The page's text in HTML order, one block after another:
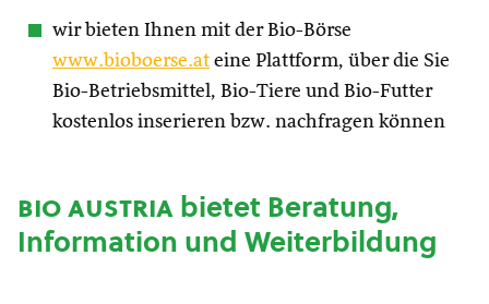
wir bieten Ihnen mit der Bio-Börse
www.bioboerse.at eine Plattform, über die Sie
Bio-Betriebsmittel, Bio-Tiere und Bio-Futter
kostenlos inserieren bzw. nachfragen können
bio austriabietet Beratung,
Information und Weiterbildung